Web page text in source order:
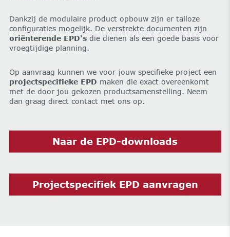
Dankzij de modulaire product opbouw zijn er talloze
configuraties mogelijk. De verstrekte documenten zijn
oriënterende EPD'sdie dienen als een goede basis voor
vroegtijdige planning.
Op aanvraag kunnen we voor jouw specifieke project een
projectspecifieke EPD maken die exact overeenkomt
met de door jou gekozen productsamenstelling. Neem
dan graag direct contact met ons op.
Naar de EPD-downloads
Projectspecifiek EPD aanvragen